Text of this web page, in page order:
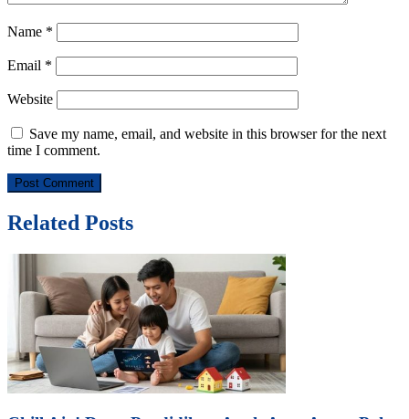
Name *
Email *
Website
Save my name, email, and website in this browser for the next
time I comment.
Related Posts